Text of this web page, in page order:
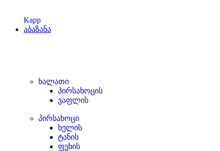
Kapp
აბაზანა
ხალათი
პირსახოცის
ვაფლის
პირსახოცი
ხელის
ტანის
ფეხის